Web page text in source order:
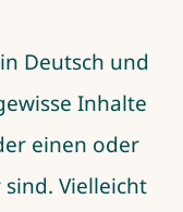
Deutsch und
Inhalte
einen oder
Vielleicht